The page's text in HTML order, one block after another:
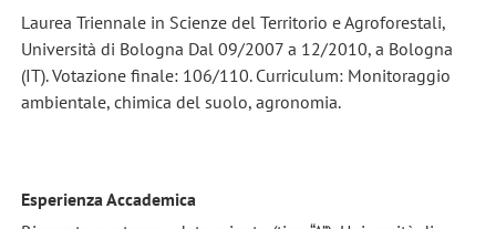
Laurea Triennale in Scienze del Territorio e Agroforestali,
Università di Bologna Dal 09/2007 a 12/2010, a Bologna
(IT). Votazione finale: 106/110. Curriculum: Monitoraggio
ambientale, chimica del suolo, agronomia.
Esperienza Accademica